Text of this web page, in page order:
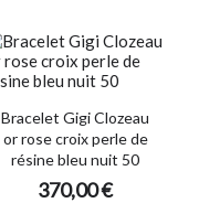
Bracelet Gigi Clozeau
or rose croix perle de
résine bleu nuit 50
370,00 €